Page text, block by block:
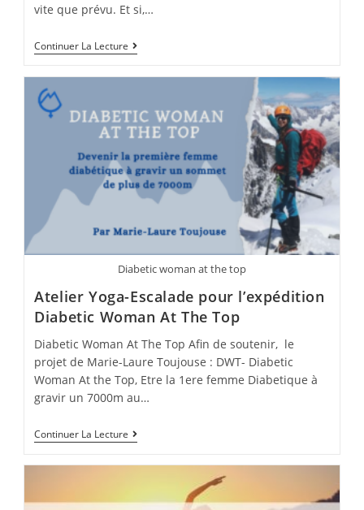
vite que prévu. Et si,…
Continuer La Lecture Cycle
De
Mobilité
&
Respiration
Le
Programme
Pour
Garder
Énergie
En
Fin
D’année
Diabetic woman at the top
Atelier Yoga-Escalade pour l’expédition
Diabetic Woman At The Top
Diabetic Woman At The Top Afin de soutenir, le
projet de Marie-Laure Toujouse : DWT- Diabetic
Woman At the Top, Etre la 1ere femme Diabetique à
gravir un 7000m au…
Continuer La Lecture Atelier
Yoga-
L’expédition
Diabetic